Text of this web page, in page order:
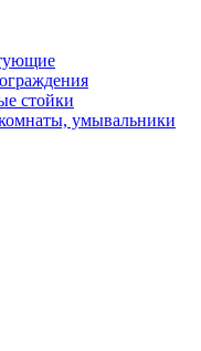
стойки
умывальники